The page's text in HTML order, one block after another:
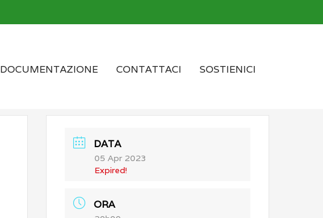
DOCUMENTAZIONE CONTATTACI SOSTIENICI
DATA
05 Apr 2023
Expired!
ORA